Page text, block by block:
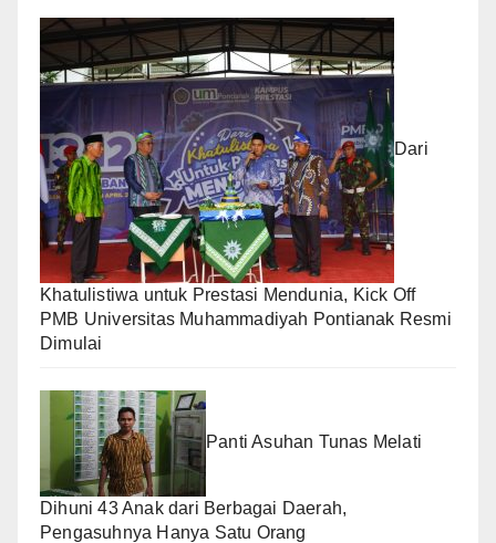
Dari
Khatulistiwa untuk Prestasi Mendunia, Kick Off
PMB Universitas Muhammadiyah Pontianak Resmi
Dimulai
Panti Asuhan Tunas Melati
Dihuni 43 Anak dari Berbagai Daerah,
Pengasuhnya Hanya Satu Orang